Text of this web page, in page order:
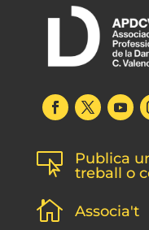

Publica
treball o
 Associa't